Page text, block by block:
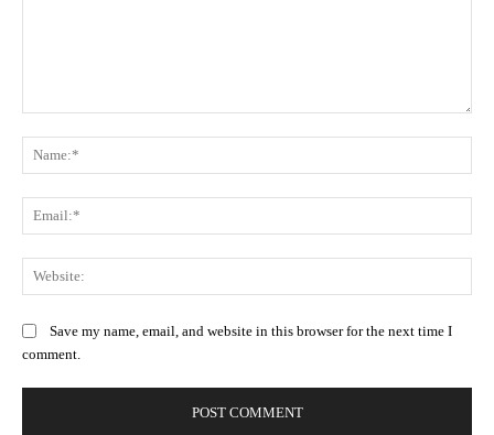
Save my name, email, and website in this browser for the next time I
comment.